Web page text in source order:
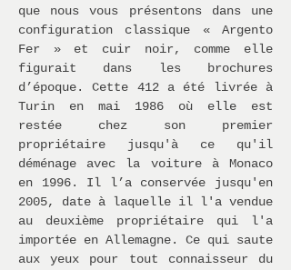
que nous vous présentons dans une
configuration classique « Argento
Fer » et cuir noir, comme elle
figurait dans les brochures
d’époque. Cette 412 a été livrée à
Turin en mai 1986 où elle est
restée chez son premier
propriétaire jusqu'à ce qu'il
déménage avec la voiture à Monaco
en 1996. Il l’a conservée jusqu'en
2005, date à laquelle il l'a vendue
au deuxième propriétaire qui l'a
importée en Allemagne. Ce qui saute
aux yeux pour tout connaisseur du